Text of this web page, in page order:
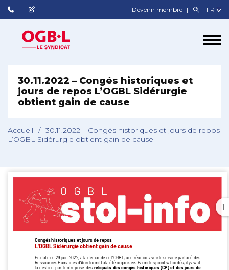
Devenir membre
30.11.2022 – Congés historiques et
jours de repos L’OGBL Sidérurgie
obtient gain de cause
Accueil / 30.11.2022 – Congés historiques et jours de repos
L’OGBL Sidérurgie obtient gain de cause
1